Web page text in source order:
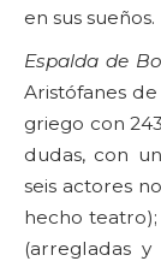
en sus sueños.
Espalda de
Aristófanes
griego con
dudas, con
seis actores
hecho
(arregladas y